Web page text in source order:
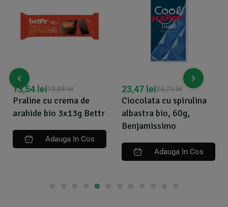
Praline cu crema de
arahide bio 3x13g Bettr
13,88lei
13,54 lei
Adauga In Cos
Ciocolata cu spirulina
albastra bio, 60g,
Benjamissimo
24,70lei
23,47 lei
Adauga In Cos